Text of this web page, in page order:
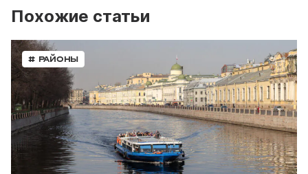
Похожие статьи
# РАЙОНЫ